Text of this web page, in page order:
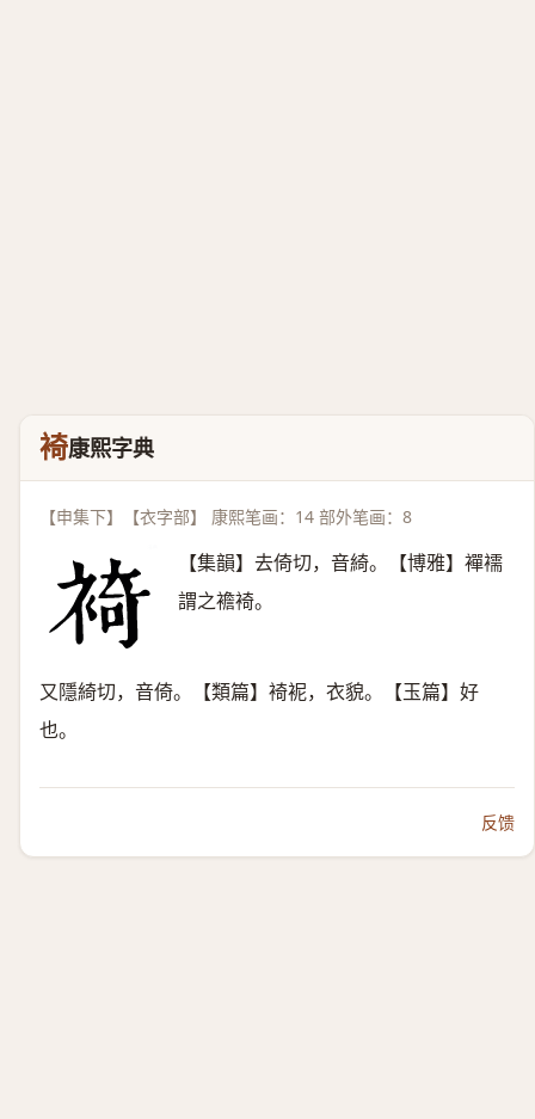
裿康熙字典
【申集下】【衣字部】 康熙笔画：14 部外笔画：8
【集韻】去倚切，音綺。【博雅】襌襦
謂之襜裿。
又隱綺切，音倚。【類篇】裿䘦，衣貌。【玉篇】好
也。
反馈